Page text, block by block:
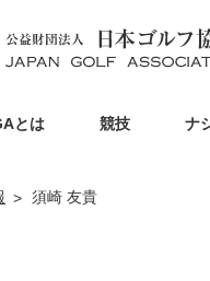
とは 競技 ナ
須崎 友貴